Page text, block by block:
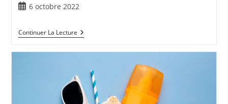
6 octobre 2022
Continuer La Lecture